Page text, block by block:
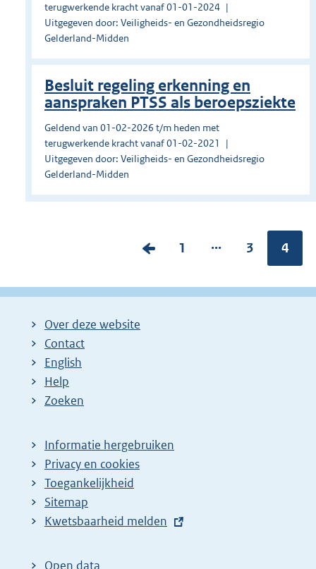
terugwerkende kracht vanaf 01-01-2024
Uitgegeven door: Veiligheids- en Gezondheidsregio
Gelderland-Midden
Besluit regeling erkenning en
aanspraken PTSS als beroepsziekte
Geldend van 01-02-2026 t/m heden met
terugwerkende kracht vanaf 01-02-2021
Uitgegeven door: Veiligheids- en Gezondheidsregio
Gelderland-Midden
V
r
o
P
g
1 ...
P
g
3 4
Over deze website
Contact
English
Help
Zoeken
Informatie hergebruiken
Privacy en cookies
Toegankelijkheid
Sitemap
E
t
Kwetsbaarheid melden
Open data